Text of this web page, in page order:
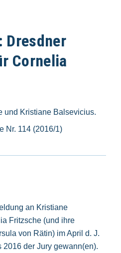
Dresdner
Cornelia
und Kristiane Balsevicius.
Nr. 114 (2016/1)
an Kristiane
Fritzsche (und ihre
von Rätin) im April d. J.
der Jury gewann(en).